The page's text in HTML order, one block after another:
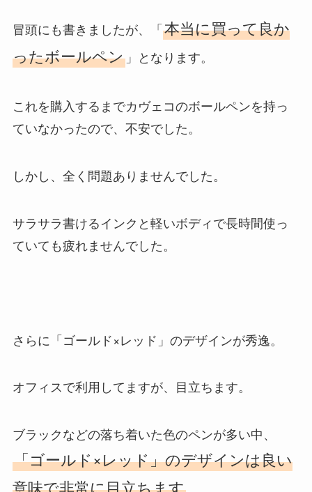
冒頭にも書きましたが、「本当に買って良か
ったボールペン」となります。
これを購入するまでカヴェコのボールペンを持っ
ていなかったので、不安でした。
しかし、全く問題ありませんでした。
サラサラ書けるインクと軽いボディで長時間使っ
ていても疲れませんでした。
さらに「ゴールド×レッド」のデザインが秀逸。
オフィスで利用してますが、目立ちます。
ブラックなどの落ち着いた色のペンが多い中、
「ゴールド×レッド」のデザインは良い
意味で非常に目立ちます。